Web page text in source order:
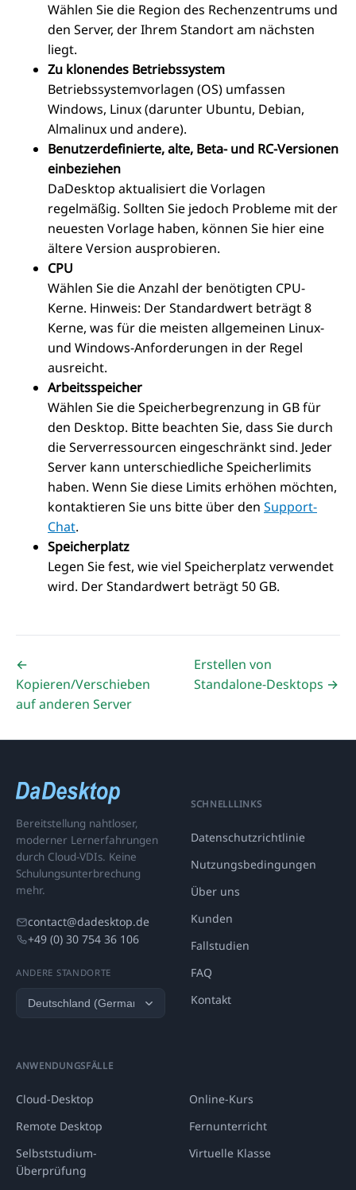
Wählen Sie die Region des Rechenzentrums und
den Server, der Ihrem Standort am nächsten
liegt.
Zu klonendes Betriebssystem
Betriebssystemvorlagen (OS) umfassen
Windows, Linux (darunter Ubuntu, Debian,
Almalinux und andere).
Benutzerdefinierte, alte, Beta- und RC-Versionen
einbeziehen
DaDesktop aktualisiert die Vorlagen
regelmäßig. Sollten Sie jedoch Probleme mit der
neuesten Vorlage haben, können Sie hier eine
ältere Version ausprobieren.
CPU
Wählen Sie die Anzahl der benötigten CPU-
Kerne. Hinweis: Der Standardwert beträgt 8
Kerne, was für die meisten allgemeinen Linux-
und Windows-Anforderungen in der Regel
ausreicht.
Arbeitsspeicher
Wählen Sie die Speicherbegrenzung in GB für
den Desktop. Bitte beachten Sie, dass Sie durch
die Serverressourcen eingeschränkt sind. Jeder
Server kann unterschiedliche Speicherlimits
haben. Wenn Sie diese Limits erhöhen möchten,
kontaktieren Sie uns bitte über den Support-
Chat.
Speicherplatz
Legen Sie fest, wie viel Speicherplatz verwendet
wird. Der Standardwert beträgt 50 GB.
←
Kopieren/Verschieben
auf anderen Server
Erstellen von
Standalone-Desktops →
Bereitstellung nahtloser,
moderner Lernerfahrungen
durch Cloud-VDIs. Keine
Schulungsunterbrechung
mehr.
contact@dadesktop.de
+49 (0) 30 754 36 106
ANDERE STANDORTE
SCHNELLLINKS
Datenschutzrichtlinie
Nutzungsbedingungen
Über uns
Kunden
Fallstudien
FAQ
Kontakt
ANWENDUNGSFÄLLE
Cloud-Desktop
Online-Kurs
Remote Desktop
Fernunterricht
Selbststudium-
Überprüfung
Virtuelle Klasse